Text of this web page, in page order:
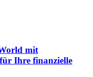
mit
Ihre finanzielle